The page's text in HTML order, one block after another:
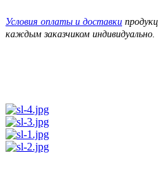
Условия оплаты и доставки
каждым заказчиком индивидуально.